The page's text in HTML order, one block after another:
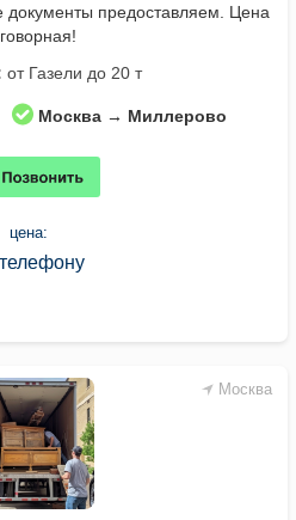
предоставляем. Цена
от Газели до 20 т
Москва → Миллерово
цена:
Москва